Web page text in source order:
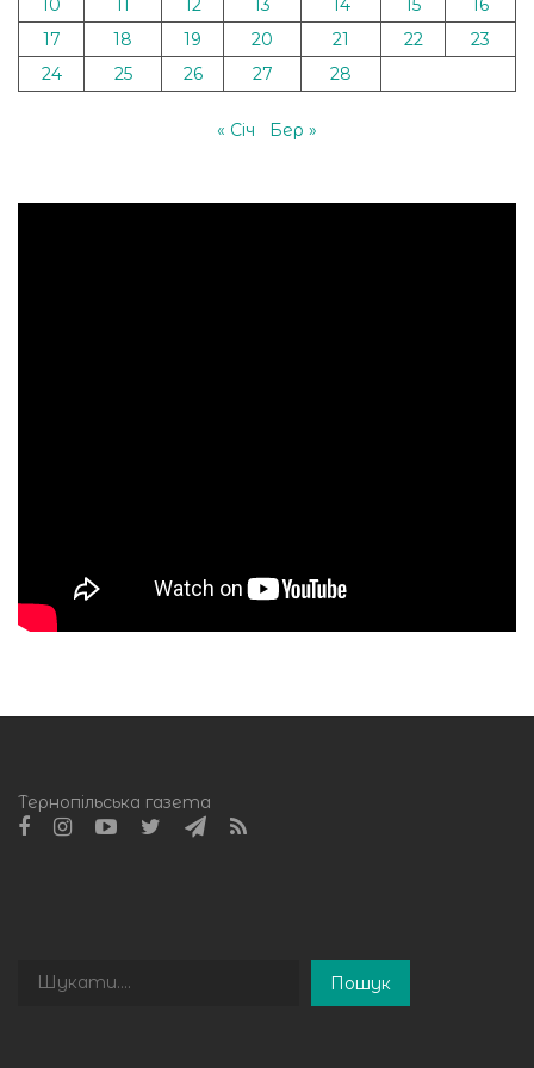
10
11 12 13 14 15
16
17
18 19 20 21 22
23
24
25 26 27 28
« Січ Бер »
Тернопільська газета
Пошук
Пошук